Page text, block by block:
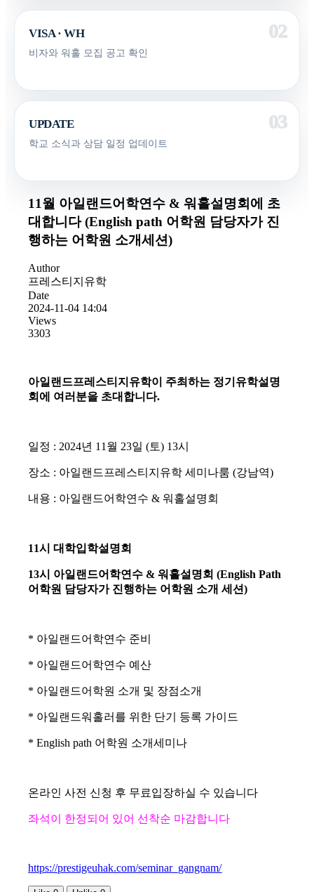
VISA · WH
비자와 워홀 모집 공고 확인
UPDATE
학교 소식과 상담 일정 업데이트
11월 아일랜드어학연수 & 워홀설명회에 초
대합니다 (English path 어학원 담당자가 진
행하는 어학원 소개세션)
Author
프레스티지유학
Date
2024-11-04 14:04
Views
3303
아일랜드프레스티지유학이 주최하는 정기유학설명
회에 여러분을 초대합니다.
일정 : 2024년 11월 23일 (토) 13시
장소 : 아일랜드프레스티지유학 세미나룸 (강남역)
내용 : 아일랜드어학연수 & 워홀설명회
11시 대학입학설명회
13시 아일랜드어학연수 & 워홀설명회 (English Path
어학원 담당자가 진행하는 어학원 소개 세션)
* 아일랜드어학연수 준비
* 아일랜드어학연수 예산
* 아일랜드어학원 소개 및 장점소개
* 아일랜드워홀러를 위한 단기 등록 가이드
* English path 어학원 소개세미나
온라인 사전 신청 후 무료입장하실 수 있습니다
좌석이 한정되어 있어 선착순 마감합니다
https://prestigeuhak.com/seminar_gangnam/